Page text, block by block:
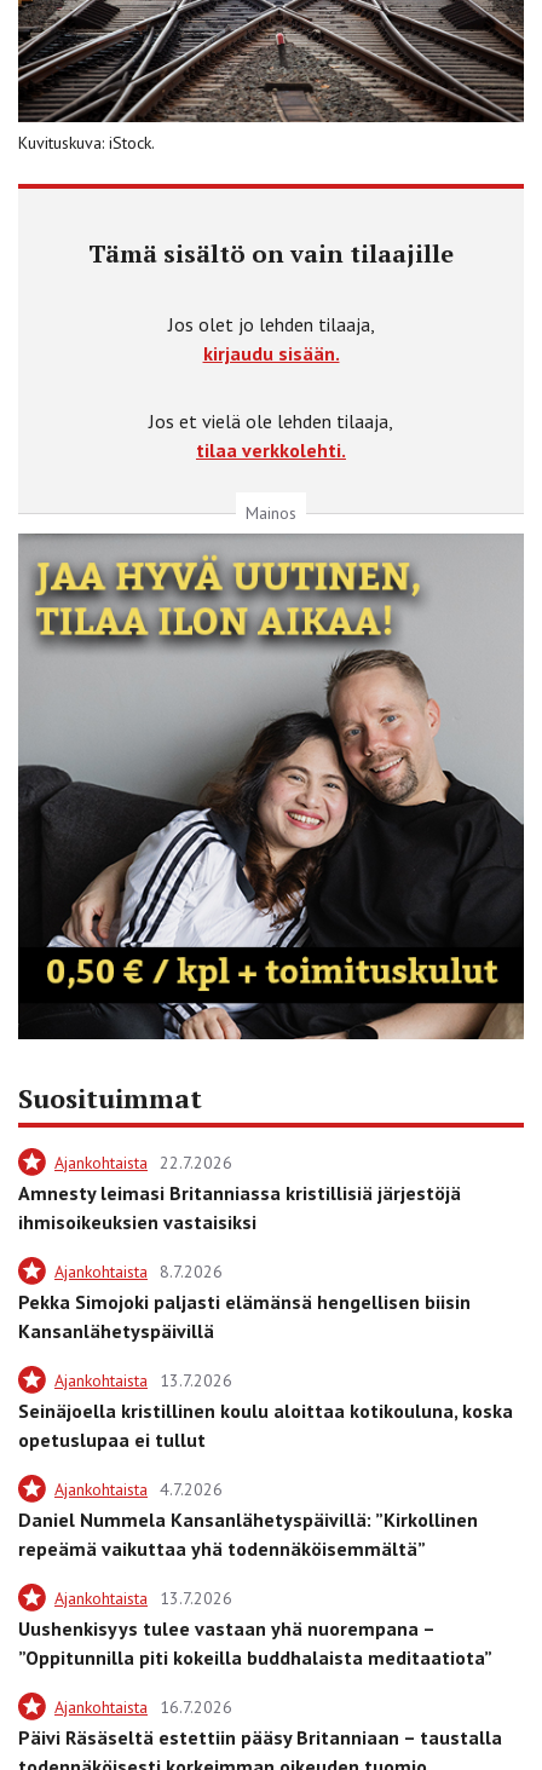
Kuvituskuva: iStock.
Tämä sisältö on vain tilaajille
Jos olet jo lehden tilaaja,
kirjaudu sisään.
Jos et vielä ole lehden tilaaja,
tilaa verkkolehti.
Mainos
Suosituimmat
Ajankohtaista 22.7.2026
Amnesty leimasi Britanniassa kristillisiä järjestöjä
ihmisoikeuksien vastaisiksi
Ajankohtaista 8.7.2026
Pekka Simojoki paljasti elämänsä hengellisen biisin
Kansanlähetyspäivillä
Ajankohtaista 13.7.2026
Seinäjoella kristillinen koulu aloittaa kotikouluna, koska
opetuslupaa ei tullut
Ajankohtaista 4.7.2026
Daniel Nummela Kansanlähetyspäivillä: ”Kirkollinen
repeämä vaikuttaa yhä todennäköisemmältä”
Ajankohtaista 13.7.2026
Uushenkisyys tulee vastaan yhä nuorempana –
”Oppitunnilla piti kokeilla buddhalaista meditaatiota”
Ajankohtaista 16.7.2026
Päivi Räsäseltä estettiin pääsy Britanniaan – taustalla